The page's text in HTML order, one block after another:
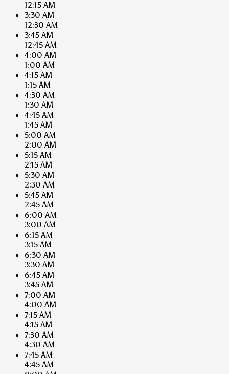
12:15 AM
3:30 AM
12:30 AM
3:45 AM
12:45 AM
4:00 AM
1:00 AM
4:15 AM
1:15 AM
4:30 AM
1:30 AM
4:45 AM
1:45 AM
5:00 AM
2:00 AM
5:15 AM
2:15 AM
5:30 AM
2:30 AM
5:45 AM
2:45 AM
6:00 AM
3:00 AM
6:15 AM
3:15 AM
6:30 AM
3:30 AM
6:45 AM
3:45 AM
7:00 AM
4:00 AM
7:15 AM
4:15 AM
7:30 AM
4:30 AM
7:45 AM
4:45 AM